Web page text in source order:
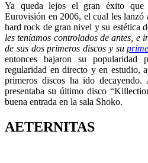
Ya queda lejos el gran éxito
Eurovisión en 2006, el cual les lanzó
hard rock de gran nivel y su estética
les teníamos controlados de antes, e
de sus dos primeros discos y su
entonces bajaron su popularidad
regularidad en directo y en estudio,
primeros discos ha ido
presentaba su último disco
buena entrada en la sala Shoko.
AETERNITAS